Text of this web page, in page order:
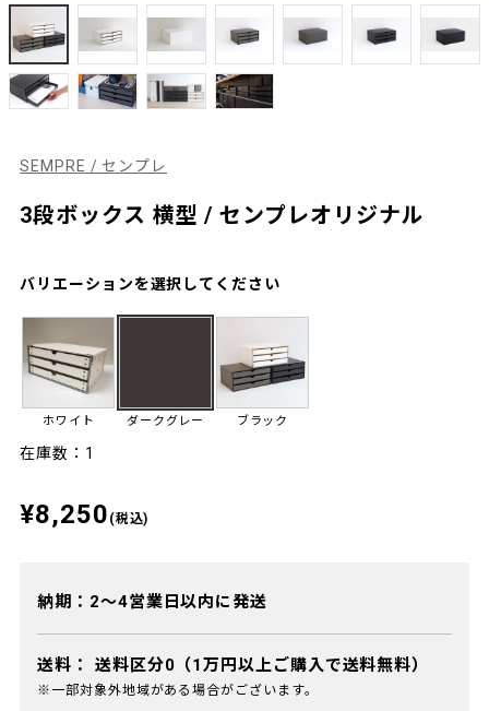
SEMPRE / センプレ
3段ボックス 横型 / センプレオリジナル
バリエーションを選択してください
ホワイト ダークグレー ブラック
在庫数：1
¥8,250 (税込)
納期：2～4営業日以内に発送
送料： 送料区分0（1万円以上ご購入で送料無料）
※一部対象外地域がある場合がございます。